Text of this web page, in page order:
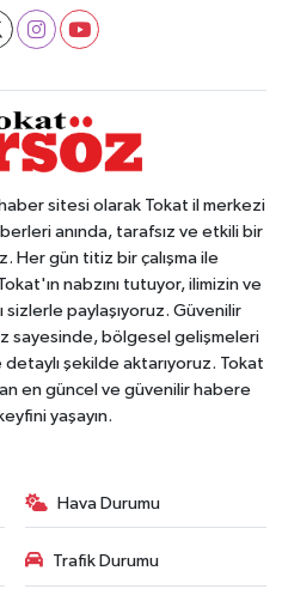
sitesi olarak Tokat il merkezi
anında, tarafsız ve etkili bir
Her gün titiz bir çalışma ile
nabzını tutuyor, ilimizin ve
sizlerle paylaşıyoruz. Güvenilir
sayesinde, bölgesel gelişmeleri
detaylı şekilde aktarıyoruz. Tokat
en güncel ve güvenilir habere
yaşayın.
Hava Durumu
Trafik Durumu